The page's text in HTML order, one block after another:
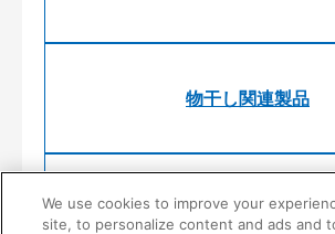
物干し関連製品
スタイリッシュファニチ
We use cookies to improve your
site, to personalize content and ads and